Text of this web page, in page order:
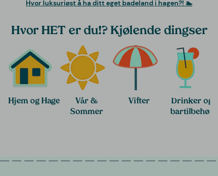
Hvor luksuriøst å ha ditt eget badeland i hagen?! 🏊
Hvor HET er du!? Kjølende dingser
Hjem og Hage
Vår &
Sommer
Vifter
Drinker og
bartilbehør